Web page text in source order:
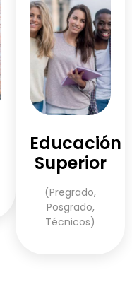
Educación
Superior
(Pregrado,
Posgrado,
Técnicos)